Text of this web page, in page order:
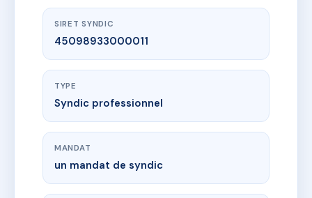
SIRET SYNDIC
45098933000011
TYPE
Syndic professionnel
MANDAT
un mandat de syndic